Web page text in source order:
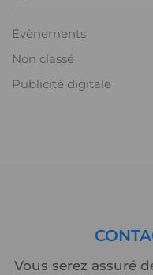
Évènements
Non classé
Publicité digitale
Vous serez assuré